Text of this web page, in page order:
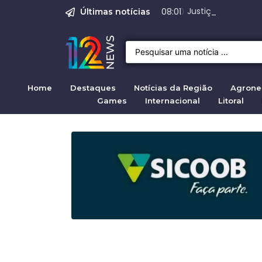
Últimas notícias 08:01 Justiça confirma
Prisão de
STF autoriza
O Assassinato de
Range Rover
Home Destaques Notícias da Região
Games
Internacional Litoral